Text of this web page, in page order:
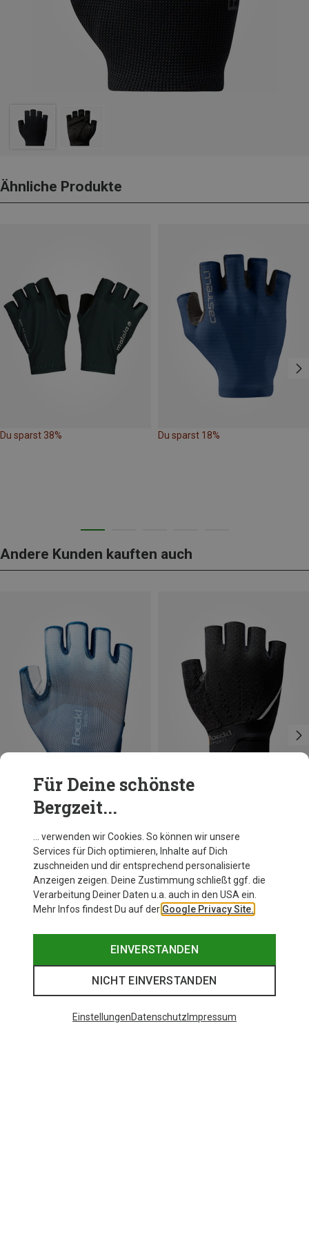
Ähnliche Produkte
Du sparst 38% Du sparst 18%
Andere Kunden kauften auch
Istia 2 Handschuhe
9.5 10 10.5
Für Deine schönste
Bergzeit...
… verwenden wir Cookies. So können wir unsere
Services für Dich optimieren, Inhalte auf Dich
zuschneiden und dir entsprechend personalisierte
Anzeigen zeigen. Deine Zustimmung schließt ggf. die
Verarbeitung Deiner Daten u.a. auch in den USA ein.
Mehr Infos findest Du auf der Google Privacy Site.
EINVERSTANDEN
NICHT EINVERSTANDEN
EinstellungenDatenschutz Impressum